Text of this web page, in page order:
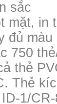
sắc
mặt, in
đủ màu
750
thẻ
Thẻ
1/